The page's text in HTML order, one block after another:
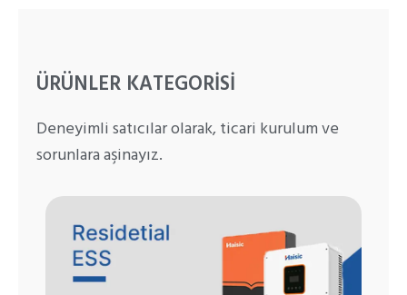
ÜRÜNLER KATEGORISI
Deneyimli satıcılar olarak, ticari kurulum ve
sorunlara aşinayız.